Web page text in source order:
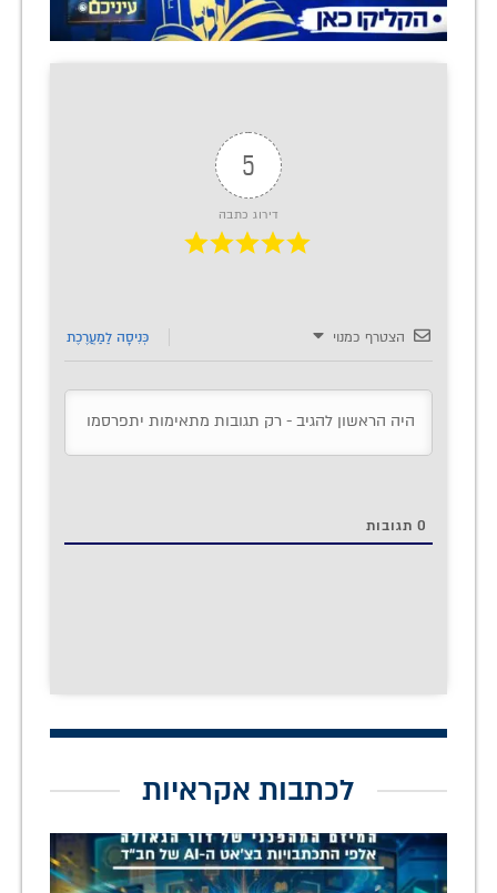
5
דירוג כתבה
הצטרף כמנוי כְּנִיסָה לַמַעֲרֶכֶת
0 תגובות
לכתבות אקראיות